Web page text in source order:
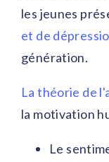
les jeunes
et de
génération.
La théorie de
la motivation
Le